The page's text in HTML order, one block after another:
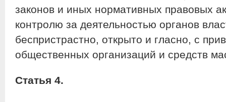
законов и иных нормативных правовых
контролю за деятельностью органов
беспристрастно, открыто и гласно, с
общественных организаций и средств
Статья 4.